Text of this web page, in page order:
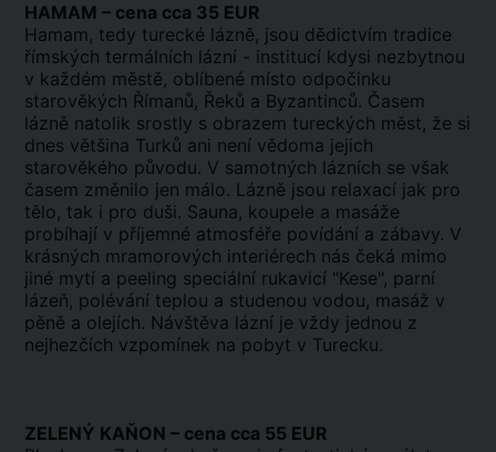
HAMAM – cena cca 35 EUR
Hamam, tedy turecké lázně, jsou dědictvím tradice
římských termálních lázní - institucí kdysi nezbytnou
v každém městě, oblíbené místo odpočinku
starověkých Římanů, Řeků a Byzantinců. Časem
lázně natolik srostly s obrazem tureckých měst, že si
dnes většina Turků ani není vědoma jejich
starověkého původu. V samotných lázních se však
časem změnilo jen málo. Lázně jsou relaxací jak pro
tělo, tak i pro duši. Sauna, koupele a masáže
probíhají v příjemné atmosféře povídání a zábavy. V
krásných mramorových interiérech nás čeká mimo
jiné mytí a peeling speciální rukavicí "Kese", parní
lázeň, polévání teplou a studenou vodou, masáž v
pěně a olejích. Návštěva lázní je vždy jednou z
nejhezčích vzpomínek na pobyt v Turecku.
ZELENÝ KAŇON – cena cca 55 EUR